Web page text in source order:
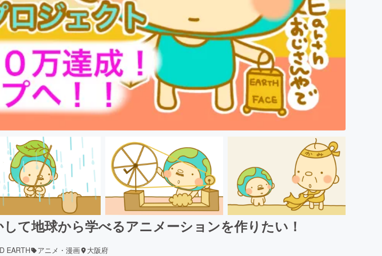
て地球から学べるアニメーションを作りたい！
EARTH アニメ・漫画 大阪府